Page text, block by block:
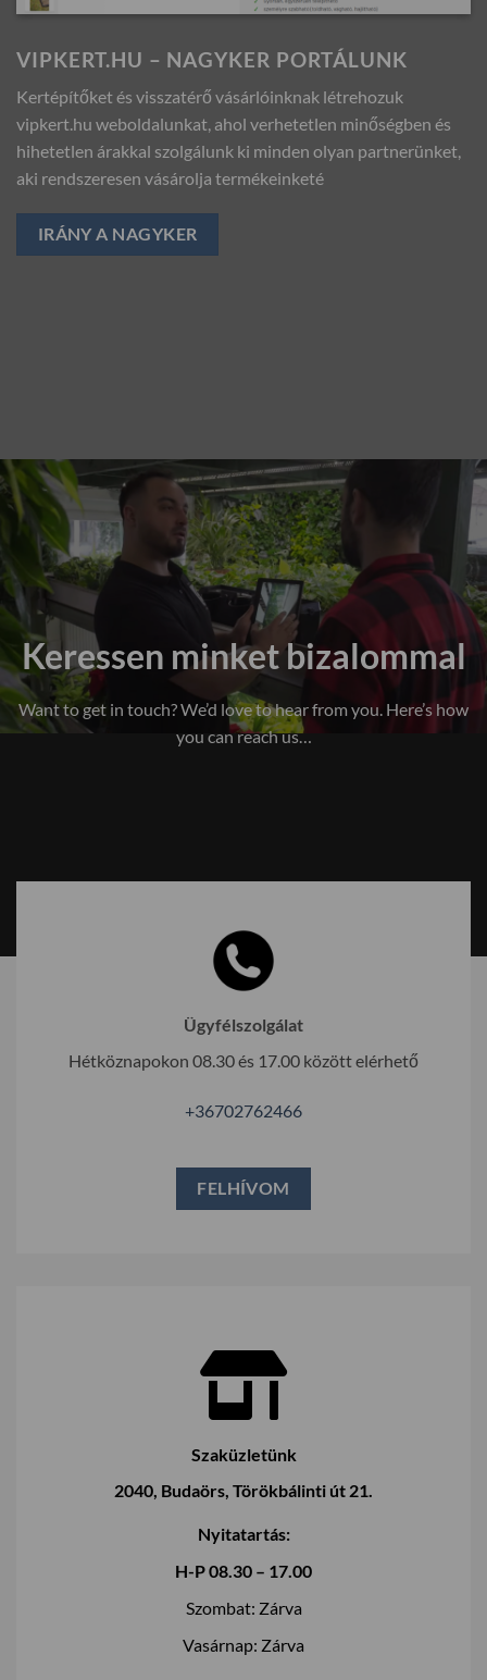
VIPKERT.HU – NAGYKER PORTÁLUNK
Kertépítőket és visszatérő vásárlóinknak létrehozuk
vipkert.hu weboldalunkat, ahol verhetetlen minőségben és
hihetetlen árakkal szolgálunk ki minden olyan partnerünket,
aki rendszeresen vásárolja termékeinketé
IRÁNY A NAGYKER
Keressen minket bizalommal
Want to get in touch? We’d love to hear from you. Here’s how
you can reach us…
Ügyfélszolgálat
Hétköznapokon 08.30 és 17.00 között elérhető
+36702762466
FELHÍVOM
Szaküzletünk
2040, Budaörs, Törökbálinti út 21.
Nyitatartás:
H-P 08.30 – 17.00
Szombat: Zárva
Vasárnap: Zárva